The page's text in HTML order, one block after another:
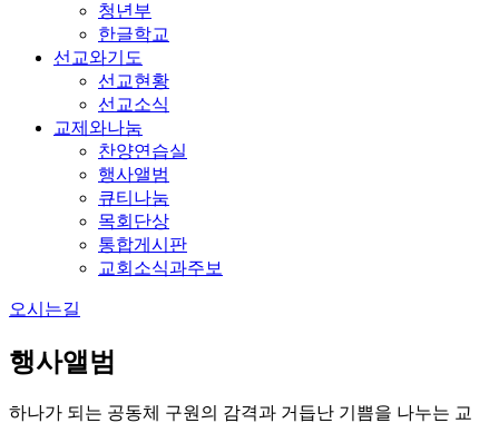
청년부
한글학교
선교와기도
선교현황
선교소식
교제와나눔
찬양연습실
행사앨범
큐티나눔
목회단상
통합게시판
교회소식과주보
오시는길
행사앨범
하나가 되는 공동체 구원의 감격과 거듭난 기쁨을 나누는 교